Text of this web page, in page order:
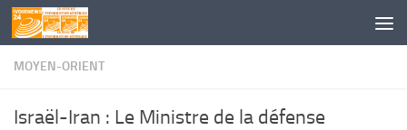
Skip to content
MOYEN-ORIENT
Israël-Iran : Le Ministre de la défense